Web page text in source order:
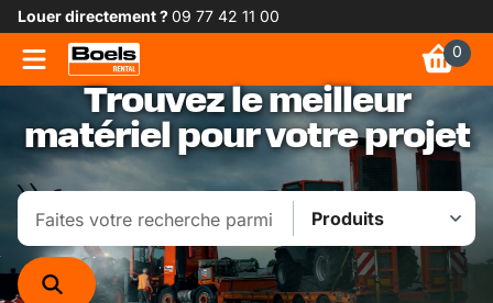
Louer directement ?09 77 42 11 00
0
Trouvez le meilleur
matériel pour votre projet